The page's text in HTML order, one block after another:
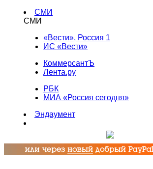
СМИ
СМИ
«Вести», Россия 1
ИС «Вести»
КоммерсантЪ
Лента.ру
РБК
МИА «Россия сегодня»
Эндаумент